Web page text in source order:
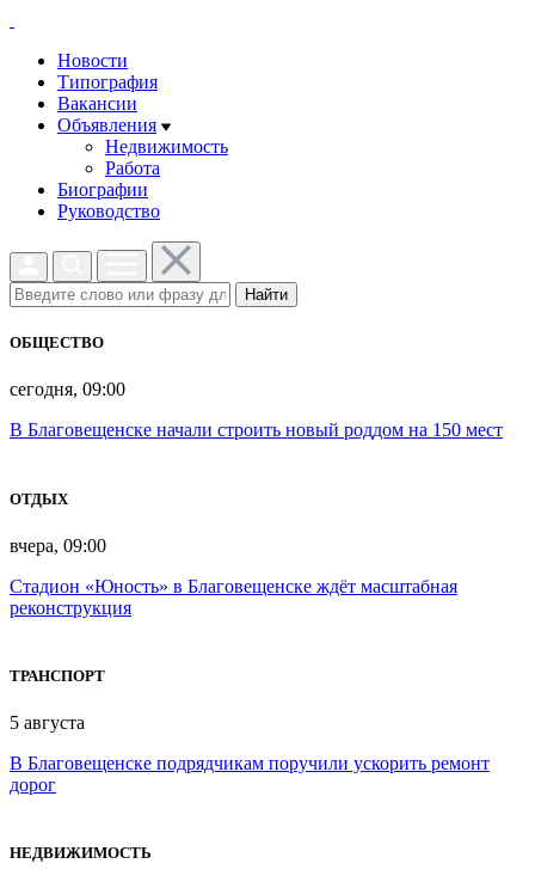
Новости
Типография
Вакансии
Объявления
Недвижимость
Работа
Биографии
Руководство
Найти
ОБЩЕСТВО
сегодня, 09:00
В Благовещенске начали строить новый роддом на 150 мест
ОТДЫХ
вчера, 09:00
Стадион «Юность» в Благовещенске ждёт масштабная
реконструкция
ТРАНСПОРТ
5 августа
В Благовещенске подрядчикам поручили ускорить ремонт
дорог
НЕДВИЖИМОСТЬ